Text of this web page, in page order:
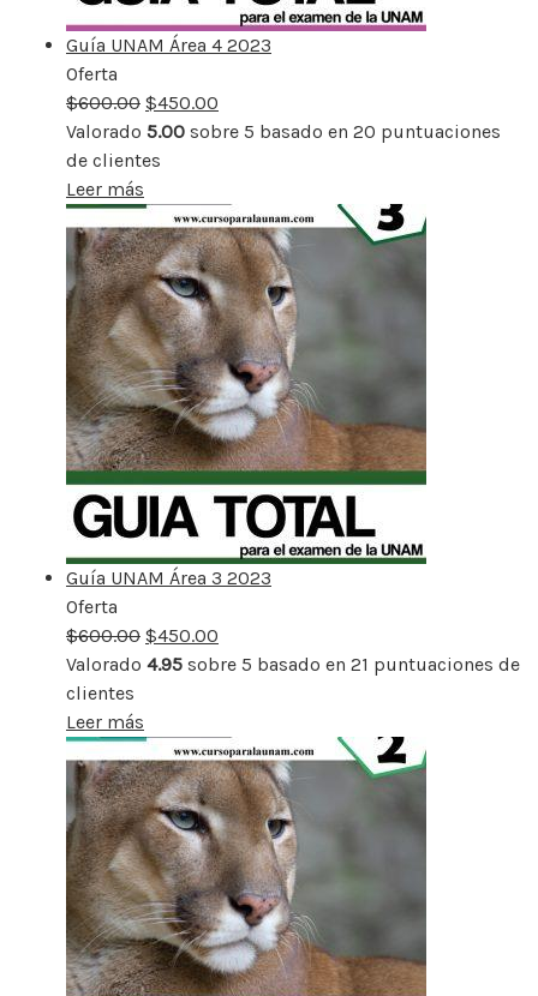
Guía UNAM Área 4 2023
Oferta
rebajado
$600.00 $450.00
Valorado 5.00 sobre 5 basado en 20 puntuaciones
de clientes
Leer más
Guía UNAM Área 3 2023
Oferta
rebajado
$600.00 $450.00
Valorado 4.95 sobre 5 basado en 21 puntuaciones de
clientes
Leer más